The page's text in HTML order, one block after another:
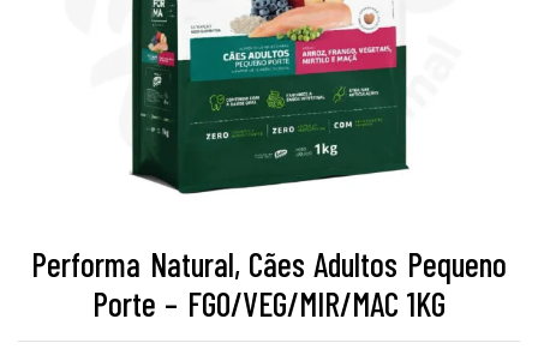
Performa Natural, Cães Adultos Pequeno
Porte – FGO/VEG/MIR/MAC 1KG